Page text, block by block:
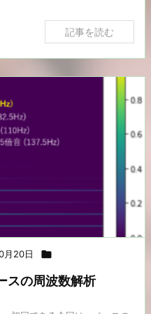
記事を読む
月20日 
スの周波数解析